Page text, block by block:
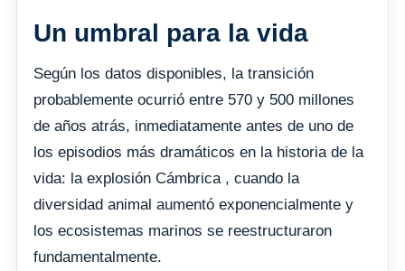
Un umbral para la vida
Según los datos disponibles, la transición
probablemente ocurrió entre 570 y 500 millones
de años atrás, inmediatamente antes de uno de
los episodios más dramáticos en la historia de la
vida: la explosión Cámbrica , cuando la
diversidad animal aumentó exponencialmente y
los ecosistemas marinos se reestructuraron
fundamentalmente.